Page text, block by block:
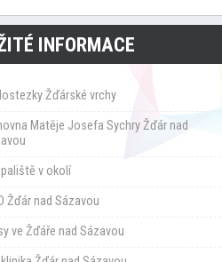
INFORMACE
Žďárské vrchy
Matěje Josefa Sychry Žďár nad
v okolí
Žďár nad Sázavou
ve Žďáře nad Sázavou